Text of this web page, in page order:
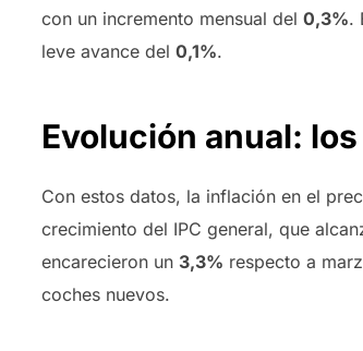
con un incremento mensual del 0,3%.
leve avance del 0,1%.
Evolución anual:
Con estos datos, la inflación en el
crecimiento del IPC general, que
encarecieron un 3,3% respecto a
coches nuevos.